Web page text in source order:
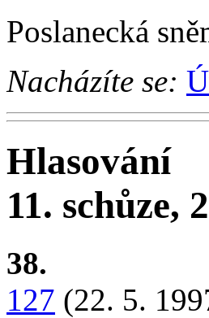
Poslanecká
Nacházíte se:
Hlasování
11. schůze,
38.
127 (22. 5.